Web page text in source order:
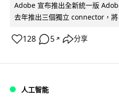
Adobe 宣布推出全新統一版
去年推出三個獨立 connector，
128 5 ↗ 分享
人工智能